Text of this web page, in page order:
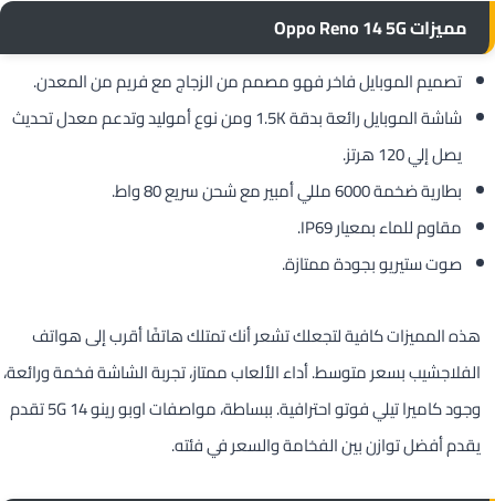
مميزات Oppo Reno 14 5G
تصميم الموبايل فاخر فهو مصمم من الزجاج مع فريم من المعدن.
شاشة الموبايل رائعة بدقة 1.5K ومن نوع أموليد وتدعم معدل تحديث
يصل إلي 120 هرتز.
بطارية ضخمة 6000 مللي أمبير مع شحن سريع 80 واط.
مقاوم للماء بمعيار IP69.
صوت ستيريو بجودة ممتازة.
هذه المميزات كافية لتجعلك تشعر أنك تمتلك هاتفًا أقرب إلى هواتف
الفلاجشيب بسعر متوسط. أداء الألعاب ممتاز، تجربة الشاشة فخمة ورائعة،
وجود كاميرا تيلي فوتو احترافية. ببساطة، مواصفات اوبو رينو 14 5G تقدم
يقدم أفضل توازن بين الفخامة والسعر في فئته.